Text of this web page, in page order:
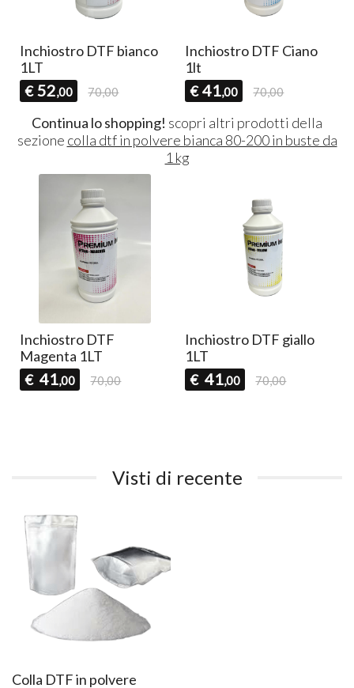
Inchiostro DTF bianco
1LT
€ 52,00 70,00
Inchiostro DTF Ciano
1lt
€ 41,00 70,00
Continua lo shopping! scopri altri prodotti della
sezione colla dtf in polvere bianca 80-200 in buste da
1 kg
Inchiostro DTF
Magenta 1LT
€ 41,00 70,00
Inchiostro DTF giallo
1LT
€ 41,00 70,00
Visti di recente
Colla DTF in polvere